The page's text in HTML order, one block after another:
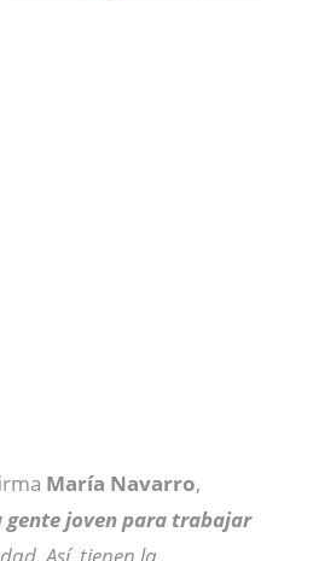
María Navarro,
gente joven para trabajar